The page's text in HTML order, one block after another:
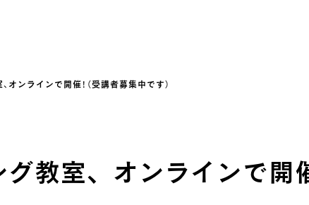
オンラインで開催！（受講者募集中です）
グ教室、オンラインで開